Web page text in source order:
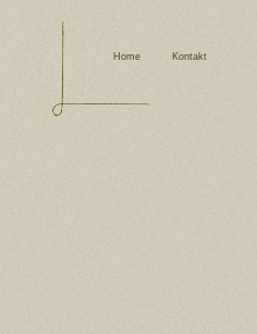
Home Kontakt